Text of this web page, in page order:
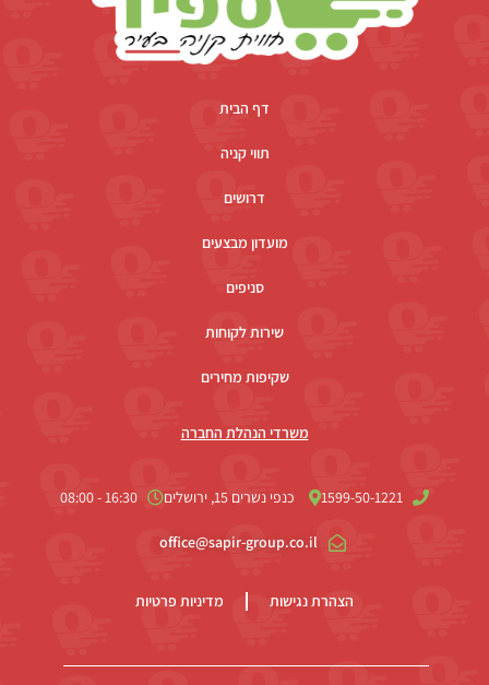
דף הבית
תווי קניה
דרושים
מועדון מבצעים
סניפים
שירות לקוחות
שקיפות מחירים
משרדי הנהלת החברה
1599-50-1221 כנפי נשרים 15, ירושלים 16:30 - 08:00
office@sapir-group.co.il
הצהרת נגישות מדיניות פרטיות